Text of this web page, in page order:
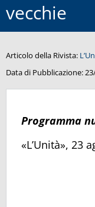
vecchie
Articolo della Rivista:
Data di Pubblicazione:
Programma
«L’Unità», 23